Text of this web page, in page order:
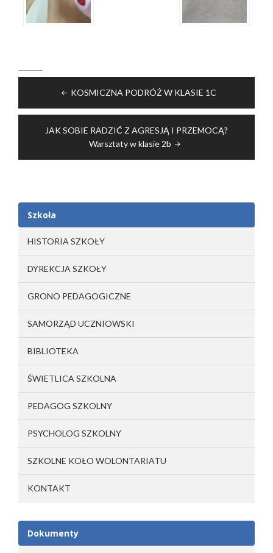
KOSMICZNA PODRÓŻ W KLASIE 1C
JAK SOBIE RADZIĆ Z AGRESJĄ I PRZEMOCĄ?
Warsztaty w klasie 2b
Szkoła
HISTORIA SZKOŁY
DYREKCJA SZKOŁY
GRONO PEDAGOGICZNE
SAMORZĄD UCZNIOWSKI
BIBLIOTEKA
ŚWIETLICA SZKOLNA
PEDAGOG SZKOLNY
PSYCHOLOG SZKOLNY
SZKOLNE KOŁO WOLONTARIATU
KONTAKT
Dokumenty